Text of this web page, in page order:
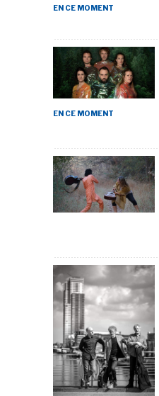
EN CE MOMENT
EN CE MOMENT